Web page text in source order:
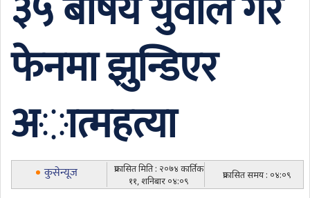
फेनमा झुन्डिएर
अात्महत्या
कुसेन्यूज
प्रकासित मिति : २०७४ कार्तिक
११, शनिबार ०४:०९
प्रकासित समय : ०४:०९